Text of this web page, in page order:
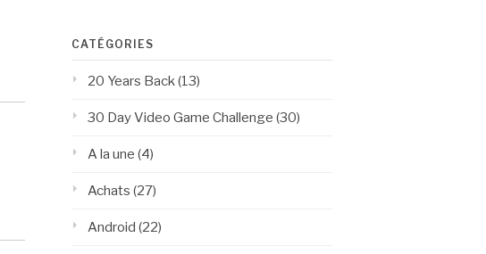
CATÉGORIES
20 Years Back (13)
30 Day Video Game Challenge (30)
A la une (4)
Achats (27)
Android (22)